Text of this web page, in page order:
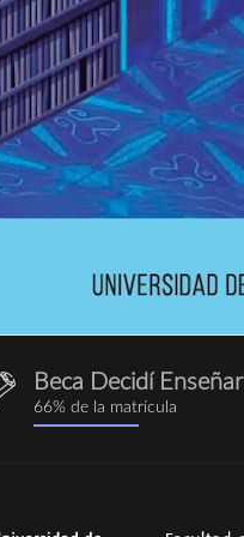
Beca Decidí Enseñar
66% de la matrícula